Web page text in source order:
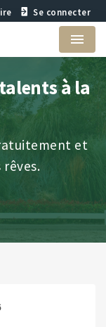
Se connecter
Menu
à la
et